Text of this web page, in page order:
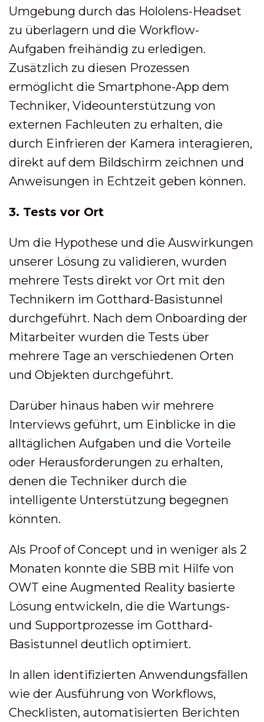
Umgebung durch das Hololens-Headset
zu überlagern und die Workflow-
Aufgaben freihändig zu erledigen.
Zusätzlich zu diesen Prozessen
ermöglicht die Smartphone-App dem
Techniker, Videounterstützung von
externen Fachleuten zu erhalten, die
durch Einfrieren der Kamera interagieren,
direkt auf dem Bildschirm zeichnen und
Anweisungen in Echtzeit geben können.
3. Tests vor Ort
Um die Hypothese und die Auswirkungen
unserer Lösung zu validieren, wurden
mehrere Tests direkt vor Ort mit den
Technikern im Gotthard-Basistunnel
durchgeführt. Nach dem Onboarding der
Mitarbeiter wurden die Tests über
mehrere Tage an verschiedenen Orten
und Objekten durchgeführt.
Darüber hinaus haben wir mehrere
Interviews geführt, um Einblicke in die
alltäglichen Aufgaben und die Vorteile
oder Herausforderungen zu erhalten,
denen die Techniker durch die
intelligente Unterstützung begegnen
könnten.
Als Proof of Concept und in weniger als 2
Monaten konnte die SBB mit Hilfe von
OWT eine Augmented Reality basierte
Lösung entwickeln, die die Wartungs-
und Supportprozesse im Gotthard-
Basistunnel deutlich optimiert.
In allen identifizierten Anwendungsfällen
wie der Ausführung von Workflows,
Checklisten, automatisierten Berichten